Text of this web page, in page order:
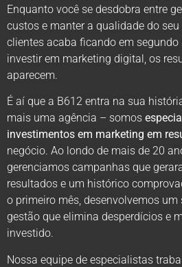
Enquanto você se desdobra entre
custos e manter a qualidade do
clientes acaba ficando em
investir em marketing digital, os
aparecem.
É aí que a B612 entra na sua
mais uma agência – somos
investimentos em marketing em
negócio. Ao londo de mais de 20
gerenciamos campanhas que
resultados e um histórico
o primeiro mês, desenvolvemos
gestão que elimina desperdícios e
investido.
Nossa equipe de especialistas